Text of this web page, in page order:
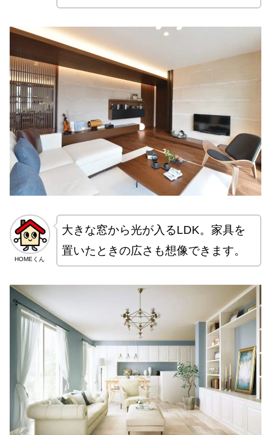
HOMEくん
大きな窓から光が入るLDK。家具を
置いたときの広さも想像できます。